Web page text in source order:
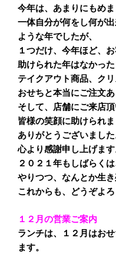
今年は、あまりにもめま
一体自分が何をし何が
ような年でしたが、
１つだけ、今年ほど、
助けられた年はなかった
テイクアウト商品、ク
おせちと本当にご注文
そして、店舗にご来店
皆様の笑顔に助けられま
ありがとうございました
心より感謝申し上げます
２０２１年もしばらく
やりつつ、なんとか生
これからも、どうぞよ
１２月の営業ご案内
ランチは、１２月はお
ます。